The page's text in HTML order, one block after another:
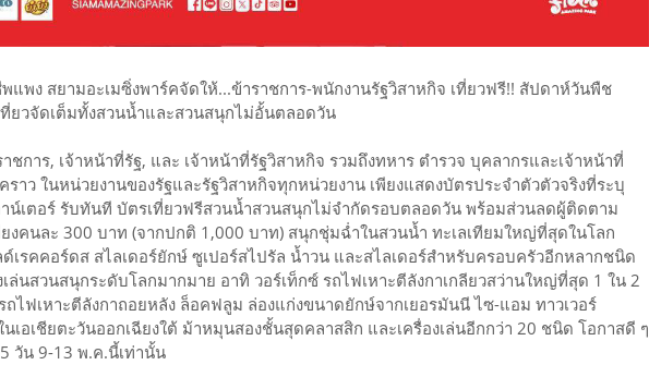
แพง สยามอะเมซิ่งพาร์คจัดให้...ข้าราชการ-พนักงานรัฐวิสาหกิจ เที่ยวฟรี!! สัปดาห์วันพืช
ยวจัดเต็มทั้งสวนน้ำและสวนสนุกไม่อั้นตลอดวัน
ชการ, เจ้าหน้าที่รัฐ, และ เจ้าหน้าที่รัฐวิสาหกิจ รวมถึงทหาร ตำรวจ บุคลากรและเจ้าหน้าที่
ราว ในหน่วยงานของรัฐและรัฐวิสาหกิจทุกหน่วยงาน เพียงแสดงบัตรประจำตัวตัวจริงที่ระบุ
น์เตอร์ รับทันที บัตรเที่ยวฟรีสวนน้ำสวนสนุกไม่จำกัดรอบตลอดวัน พร้อมส่วนลดผู้ติดตาม
ยงคนละ 300 บาท (จากปกติ 1,000 บาท) สนุกชุ่มฉ่ำในสวนน้ำ ทะเลเทียมใหญ่ที่สุดในโลก
ด์เรคคอร์ดส สไลเดอร์ยักษ์ ซูเปอร์สไปรัล น้ำวน และสไลเดอร์สำหรับครอบครัวอีกหลากชนิด
เล่นสวนสนุกระดับโลกมากมาย อาทิ วอร์เท็กซ์ รถไฟเหาะตีลังกาเกลียวสว่านใหญ่ที่สุด 1 ใน 2
ถไฟเหาะตีลังกาถอยหลัง ล็อคฟลูม ล่องแก่งขนาดยักษ์จากเยอรมันนี ไซ-แอม ทาวเวอร์
เอเชียตะวันออกเฉียงใต้ ม้าหมุนสองชั้นสุดคลาสสิก และเครื่องเล่นอีกกว่า 20 ชนิด โอกาสดี ๆ
วัน 9-13 พ.ค.นี้เท่านั้น